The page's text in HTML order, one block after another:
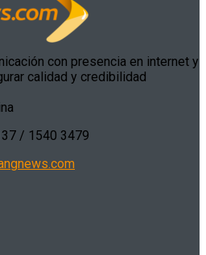
con presencia en internet y
calidad y credibilidad
/ 1540 3479